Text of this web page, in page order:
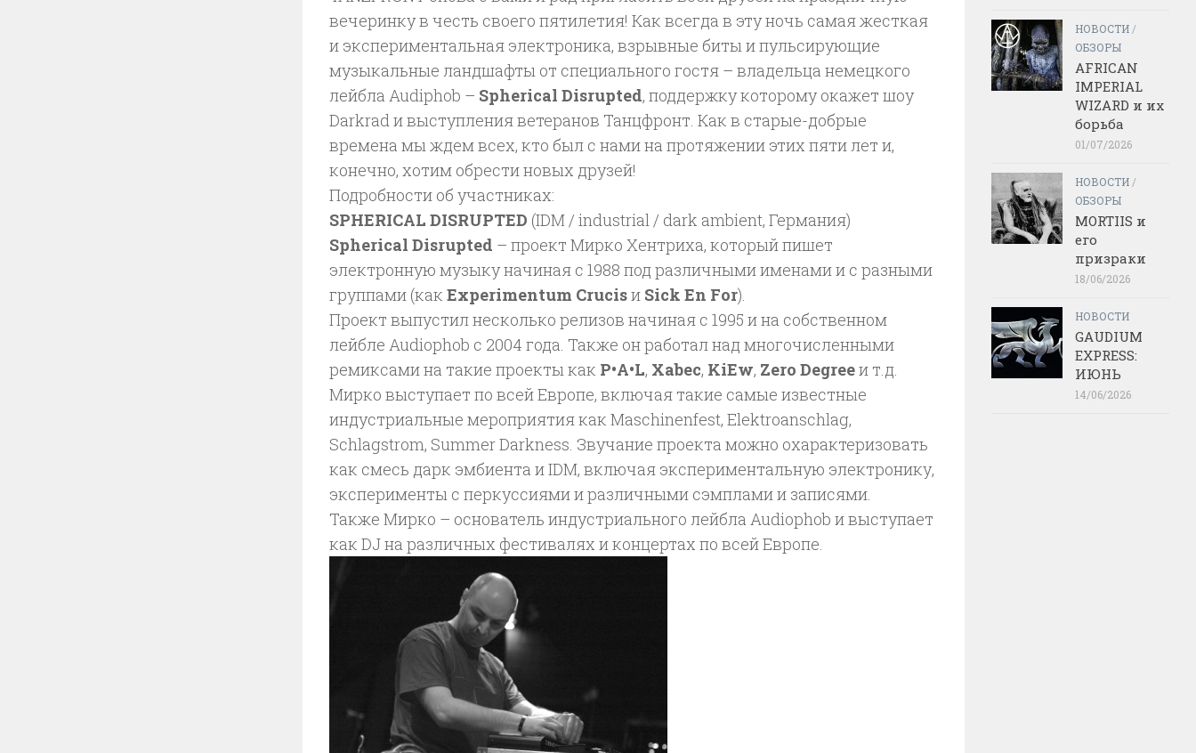
вечеринку в честь своего пятилетия! Как всегда в эту ночь самая жесткая
и экспериментальная электроника, взрывные биты и пульсирующие
музыкальные ландшафты от специального гостя – владельца немецкого
лейбла Audiphob – Spherical Disrupted, поддержку которому окажет шоу
Darkrad и выступления ветеранов Танцфронт. Как в старые-добрые
времена мы ждем всех, кто был с нами на протяжении этих пяти лет и,
конечно, хотим обрести новых друзей!
Подробности об участниках:
SPHERICAL DISRUPTED (IDM / industrial / dark ambient, Германия)
Spherical Disrupted – проект Мирко Хентриха, который пишет
электронную музыку начиная с 1988 под различными именами и с разными
группами (как Experimentum Crucisи Sick En For).
Проект выпустил несколько релизов начиная с 1995 и на собственном
лейбле Audiophob c 2004 года. Также он работал над многочисленными
ремиксами на такие проекты как P•A•L, Xabec, KiEw, Zero Degreeи т.д.
Мирко выступает по всей Европе, включая такие самые известные
индустриальные мероприятия как Maschinenfest, Elektroanschlag,
Schlagstrom, Summer Darkness. Звучание проекта можно охарактеризовать
как смесь дарк эмбиента и IDM, включая экспериментальную электронику,
эксперименты с перкуссиями и различными сэмплами и записями.
Также Мирко – основатель индустриального лейбла Audiophob и выступает
как DJ на различных фестивалях и концертах по всей Европе.
НОВОСТИ /
ОБЗОРЫ
AFRICAN
IMPERIAL
WIZARD и их
борьба
01/07/2026
НОВОСТИ /
ОБЗОРЫ
MORTIIS и
его
призраки
18/06/2026
НОВОСТИ
GAUDIUM
EXPRESS:
ИЮНЬ
14/06/2026